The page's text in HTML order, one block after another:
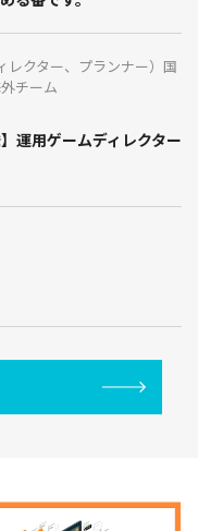
レクター、プランナー）国
チーム
】運用ゲームディレクター